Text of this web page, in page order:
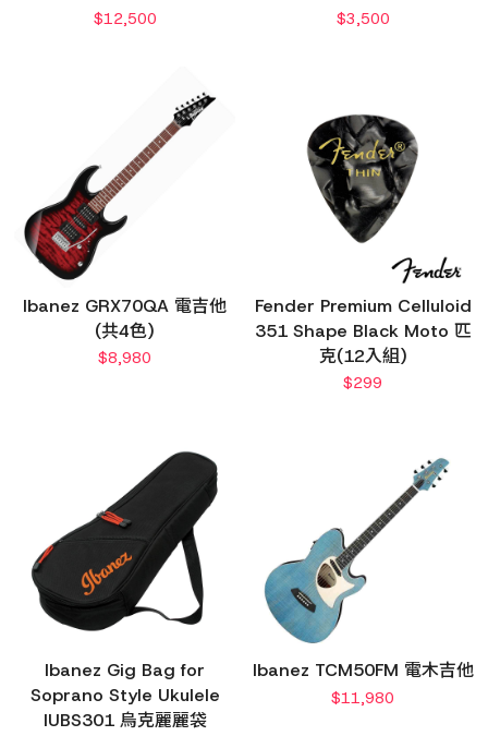
$12,500 $3,500
Ibanez GRX70QA 電吉他
(共4色)
$8,980
Fender Premium Celluloid
351 Shape Black Moto 匹
克(12入組)
$299
Ibanez Gig Bag for
Soprano Style Ukulele
IUBS301 烏克麗麗袋
Ibanez TCM50FM 電木吉他
$11,980